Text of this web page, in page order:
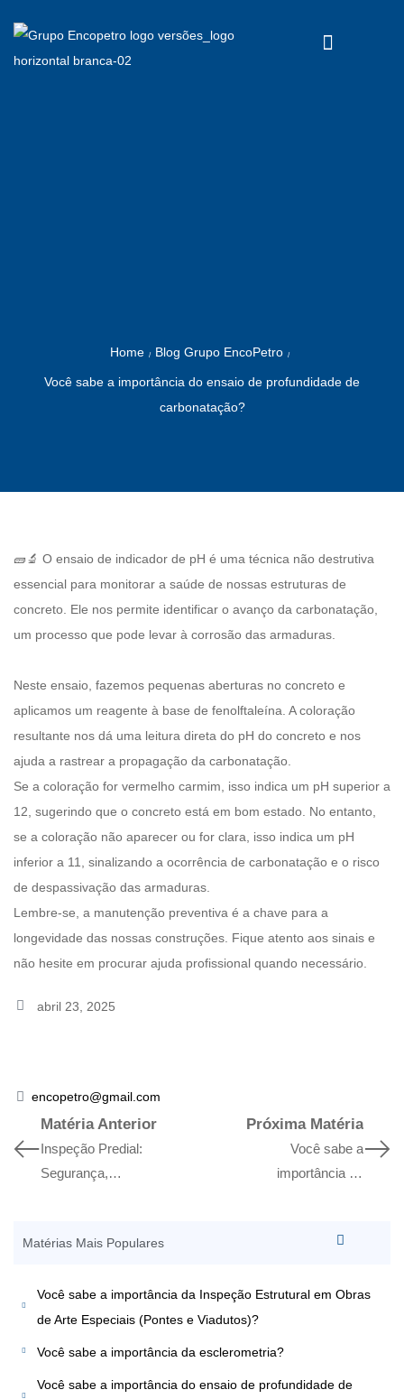
Home / Blog Grupo EncoPetro /
Você sabe a importância do ensaio de profundidade de
carbonatação?
🧱🔬 O ensaio de indicador de pH é uma técnica não destrutiva
essencial para monitorar a saúde de nossas estruturas de
concreto. Ele nos permite identificar o avanço da carbonatação,
um processo que pode levar à corrosão das armaduras.
Neste ensaio, fazemos pequenas aberturas no concreto e
aplicamos um reagente à base de fenolftaleína. A coloração
resultante nos dá uma leitura direta do pH do concreto e nos
ajuda a rastrear a propagação da carbonatação.
Se a coloração for vermelho carmim, isso indica um pH superior a
12, sugerindo que o concreto está em bom estado. No entanto,
se a coloração não aparecer ou for clara, isso indica um pH
inferior a 11, sinalizando a ocorrência de carbonatação e o risco
de despassivação das armaduras.
Lembre-se, a manutenção preventiva é a chave para a
longevidade das nossas construções. Fique atento aos sinais e
não hesite em procurar ajuda profissional quando necessário.
abril 23, 2025
encopetro@gmail.com
Matéria Anterior
Inspeção Predial:
Segurança,
Patrimônio
Próxima Matéria
Você sabe a
importância da
Matérias Mais Populares
Você sabe a importância da Inspeção Estrutural em Obras
de Arte Especiais (Pontes e Viadutos)?
Você sabe a importância da esclerometria?
Você sabe a importância do ensaio de profundidade de